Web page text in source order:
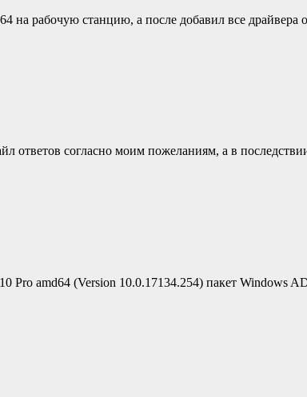
на рабочую станцию, а после добавил все
ответов согласно моим пожеланиям, а в
amd64 (Version 10.0.17134.254) пакет Windows